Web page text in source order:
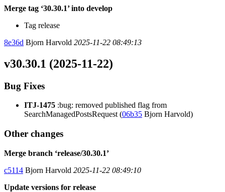
Merge tag ‘30.30.1’ into develop
Tag release
8e36d Bjorn Harvold 2025-11-22 08:49:13
v30.30.1 (2025-11-22)
Bug Fixes
ITJ-1475 :bug: removed published flag from
SearchManagedPostsRequest (06b35 Bjorn Harvold)
Other changes
Merge branch ‘release/30.30.1’
c5114 Bjorn Harvold 2025-11-22 08:49:10
Update versions for release